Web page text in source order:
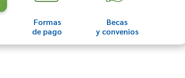
Formas
de pago
Becas
y convenios